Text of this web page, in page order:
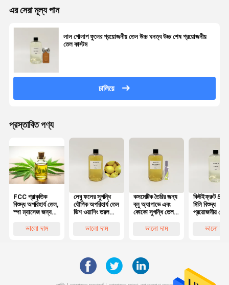
এর সেরা মূল্য পান
লাল গোলাপ ফুলের প্রয়োজনীয় তেল উচ্চ ঘনত্ব উচ্চ শেষ প্রয়োজনীয়
তেল কাস্টম
চালিয়ে
প্রস্তাবিত পণ্য
FCC প্রাকৃতিক
বিশুদ্ধ অপরিহার্য তেল,
স্পা ম্যাসেজ জন্য
ভালো দাম
লেবু ফলের সুগন্ধি
যৌগিক অপরিহার্য তেল
ডিশ ওয়াশিং তরল
ভালো দাম
কসমেটিক তৈরির জন্য
ব্লু অ্যাগাভে এবং
কোকো সুগন্ধি তেল
সুগন্ধি তেল
ভালো দাম
কিউইফ্রুট 500
মিলি বিশুদ্ধ
প্রয়োজনীয় তেল
অ্যালকোল মুক্ত
ভালো দাম